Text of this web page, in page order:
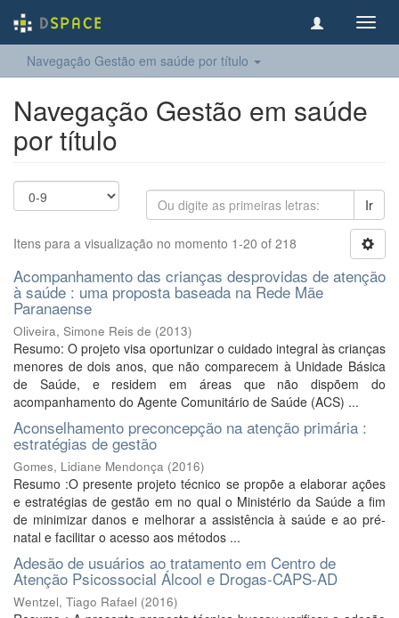
Navegação Gestão em saúde por título
Navegação Gestão em saúde
por título
Ir
Itens para a visualização no momento 1-20 of 218
Acompanhamento das crianças desprovidas de atenção
à saúde : uma proposta baseada na Rede Mãe
Paranaense
Oliveira, Simone Reis de (2013)
Resumo: O projeto visa oportunizar o cuidado integral às crianças
menores de dois anos, que não comparecem à Unidade Básica
de Saúde, e residem em áreas que não dispõem do
acompanhamento do Agente Comunitário de Saúde (ACS) ...
Aconselhamento preconcepção na atenção primária :
estratégias de gestão
Gomes, Lidiane Mendonça (2016)
Resumo :O presente projeto técnico se propõe a elaborar ações
e estratégias de gestão em no qual o Ministério da Saúde a fim
de minimizar danos e melhorar a assistência à saúde e ao pré-
natal e facilitar o acesso aos métodos ...
Adesão de usuários ao tratamento em Centro de
Atenção Psicossocial Álcool e Drogas-CAPS-AD
Wentzel, Tiago Rafael (2016)